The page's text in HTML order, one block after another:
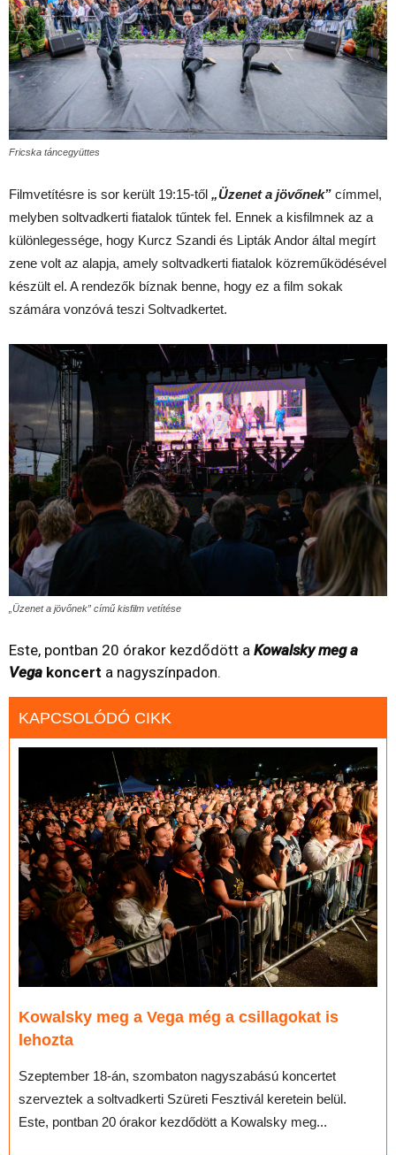
Fricska táncegyüttes
Filmvetítésre is sor került 19:15-től „Üzenet a jövőnek” címmel,
melyben soltvadkerti fiatalok tűntek fel. Ennek a kisfilmnek az a
különlegessége, hogy Kurcz Szandi és Lipták Andor által megírt
zene volt az alapja, amely soltvadkerti fiatalok közreműködésével
készült el. A rendezők bíznak benne, hogy ez a film sokak
számára vonzóvá teszi Soltvadkertet.
„Üzenet a jövőnek” című kisfilm vetítése
Este, pontban 20 órakor kezdődött a Kowalsky meg a
Vega koncert a nagyszínpadon.
KAPCSOLÓDÓ CIKK
Kowalsky meg a Vega még a csillagokat is
lehozta
Szeptember 18-án, szombaton nagyszabású koncertet
szerveztek a soltvadkerti Szüreti Fesztivál keretein belül.
Este, pontban 20 órakor kezdődött a Kowalsky meg...